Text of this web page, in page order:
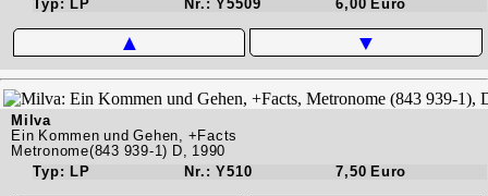
Typ: LP
Nr.: Y5509 6,00 Euro
▲ ▼
Milva
Ein Kommen und Gehen, +Facts
Metronome(843 939-1) D, 1990
Typ: LP
Nr.: Y510 7,50 Euro